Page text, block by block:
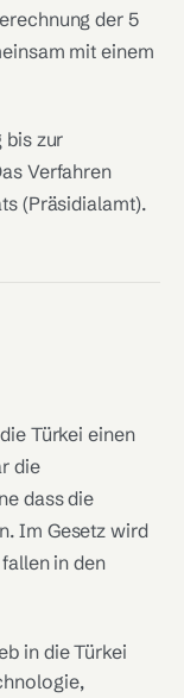
der 5
mit einem
bis zur
Verfahren
(Präsidialamt).
Türkei einen
die
dass die
Im Gesetz wird
in den
in die Türkei